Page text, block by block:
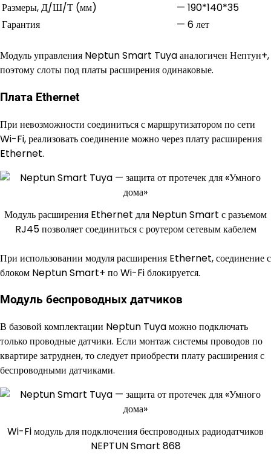
Размеры, Д/Ш/Т (мм)
— 190*140*35
Гарантия
— 6 лет
Модуль управления Neptun Smart Tuya аналогичен Нептун+,
поэтому слоты под платы расширения одинаковые.
Плата Ethernet
При невозможности соединиться с маршрутизатором по сети
Wi-Fi, реализовать соединение можно через плату расширения
Ethernet.
Модуль расширения Ethernet для Neptun Smart с разъемом
RJ45 позволяет соединиться с роутером сетевым кабелем
При использовании модуля расширения Ethernet, соединение с
блоком Neptun Smart+ по Wi-Fi блокируется.
Модуль беспроводных датчиков
В базовой комплектации Neptun Tuya можно подключать
только проводные датчики. Если монтаж системы проводов по
квартире затруднен, то следует приобрести плату расширения с
беспроводными датчиками.
Wi-Fi модуль для подключения беспроводных радиодатчиков
NEPTUN Smart 868